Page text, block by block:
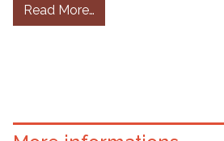
Read More…